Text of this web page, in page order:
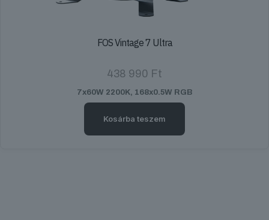
FOS Vintage 7 Ultra
438 990 Ft
7x60W 2200K, 168x0.5W RGB
Kosárba teszem